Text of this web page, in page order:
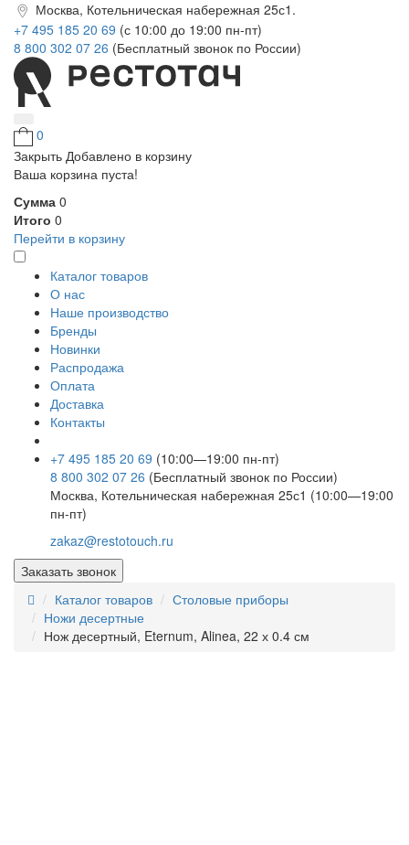
Москва, Котельническая набережная 25с1.
+7 495 185 20 69 (с 10:00 до 19:00 пн-пт)
8 800 302 07 26 (Бесплатный звонок по России)
0
Закрыть Добавлено в корзину
Ваша корзина пуста!
Сумма 0
Итого 0
Перейти в корзину
Каталог товаров
О нас
Наше производство
Бренды
Новинки
Распродажа
Оплата
Доставка
Контакты
+7 495 185 20 69 (10:00—19:00 пн-пт)
8 800 302 07 26 (Бесплатный звонок по России)
Москва, Котельническая набережная 25с1 (10:00—19:00
пн-пт)
zakaz@restotouch.ru
Заказать звонок
Каталог товаров
Столовые приборы
Ножи десертные
Нож десертный, Eternum, Alinea, 22 х 0.4 см